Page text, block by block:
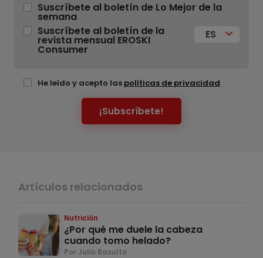
Suscríbete al boletín de Lo Mejor de la
semana
Suscríbete al boletín de la
revista mensual EROSKI
Consumer
ES
He leído y acepto las políticas de privacidad
¡Subscríbete!
Artículos relacionados
Nutrición
¿Por qué me duele la cabeza
cuando tomo helado?
Por Julio Basulto